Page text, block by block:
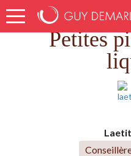
Accueil Recettes
Petites